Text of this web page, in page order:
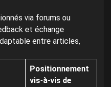
via forums ou
et échange
entre articles,
Positionnement
vis-à-vis de